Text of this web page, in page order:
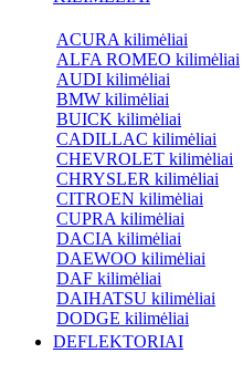
ACURA kilimėliai
ALFA ROMEO kilimėliai
AUDI kilimėliai
BMW kilimėliai
BUICK kilimėliai
CADILLAC kilimėliai
CHEVROLET kilimėliai
CHRYSLER kilimėliai
CITROEN kilimėliai
CUPRA kilimėliai
DACIA kilimėliai
DAEWOO kilimėliai
DAF kilimėliai
DAIHATSU kilimėliai
DODGE kilimėliai
DEFLEKTORIAI